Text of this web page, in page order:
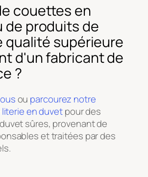
couettes en
de produits de
qualité supérieure
d'un fabricant de
?
ou parcourez notre
en duvetpour des
sûres, provenant de
et traitées par des